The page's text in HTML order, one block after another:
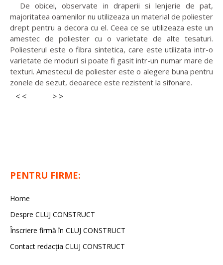
De obicei, observate in draperii si lenjerie de pat,
majoritatea oamenilor nu utilizeaza un material de poliester
drept pentru a decora cu el. Ceea ce se utilizeaza este un
amestec de poliester cu o varietate de alte tesaturi.
Poliesterul este o fibra sintetica, care este utilizata intr-o
varietate de moduri si poate fi gasit intr-un numar mare de
texturi. Amestecul de poliester este o alegere buna pentru
zonele de sezut, deoarece este rezistent la sifonare.
< < > >
PENTRU FIRME:
Home
Despre CLUJ CONSTRUCT
Înscriere firmă în CLUJ CONSTRUCT
Contact redacția CLUJ CONSTRUCT